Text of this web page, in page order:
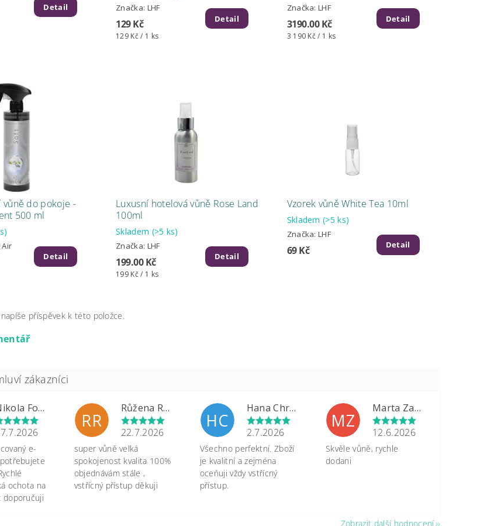
Detail Značka: LHF
129 Kč
129 Kč / 1 ks
Detail
Značka:LHF
3190.00 Kč
3 190 Kč / 1 ks
Detail
vůně do pokoje -
500 ml
Air
Detail
Luxusní hotelová vůně Rose Land
100ml
Skladem (>5 ks)
Značka: LHF
199.00 Kč
199 Kč / 1 ks
Detail
Vzorek vůně White Tea 10ml
Skladem(>5 ks)
Značka:LHF
69 Kč Detail
příspěvek k této položce.
Nikola Formánková Dvořáková
e-
ochota na
doporučuji
RR
Růžena Rypková
22.7.2026
super vůně velká
spokojenost kvalita 100%
objednávám stále ,
vstřícný přístup děkuji
HC
Hana Chrastinová
2.7.2026
Všechno perfektní. Zboží
je kvalitní a zejména
oceňuji vždy vstřícný
přístup.
MZ
Marta Zapletalová
12.6.2026
Skvěle vůně, rychle
dodani
Zobrazit další hodnocení